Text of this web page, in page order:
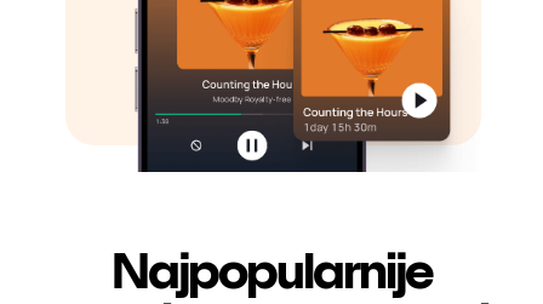
Najpopularnije